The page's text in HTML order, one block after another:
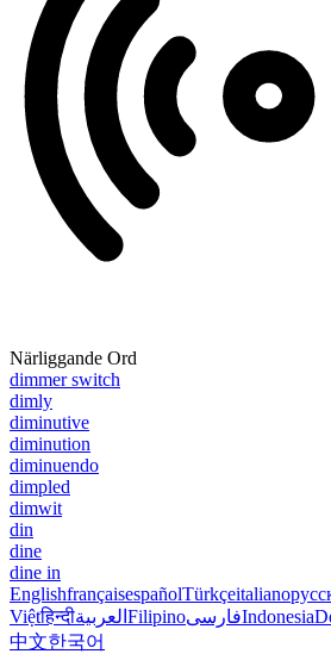
Närliggande Ord
dimmer switch
dimly
diminutive
diminution
diminuendo
dimpled
dimwit
din
dine
dine in
EnglishfrançaisespañolTürkçeitaliano
Việtहिन्दीالعربية FilipinoفارسیIndonesia
中文한국어